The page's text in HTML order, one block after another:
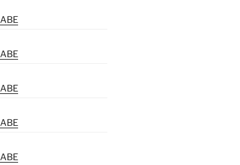
ABE
ABE
ABE
ABE
ABE